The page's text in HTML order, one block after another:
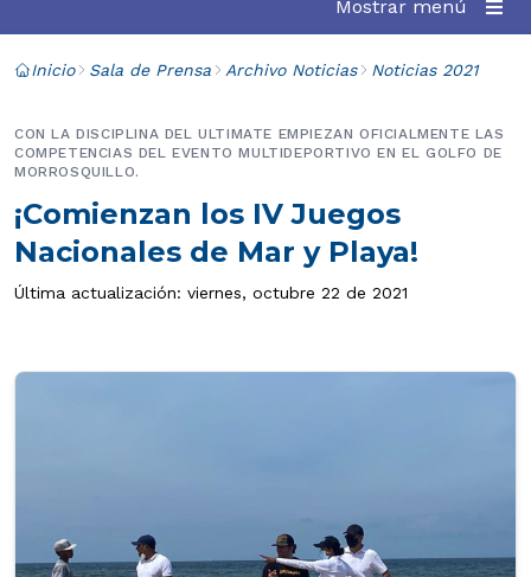
Mostrar menú
Inicio Sala de Prensa Archivo Noticias Noticias 2021
¡Comienzan los IV Juegos
Nacionales de Mar y Playa!
CON LA DISCIPLINA DEL ULTIMATE EMPIEZAN OFICIALMENTE LAS
COMPETENCIAS DEL EVENTO MULTIDEPORTIVO EN EL GOLFO DE
MORROSQUILLO.
Última actualización: viernes, octubre 22 de 2021